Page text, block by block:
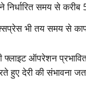
समय से करीब
भी तय समय से
फ्लाइट ऑपरेशन
देरी की संभावना